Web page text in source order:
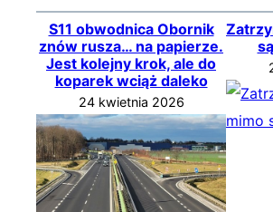
S11 obwodnica Obornik
znów rusza… na papierze.
Jest kolejny krok, ale do
koparek wciąż daleko
24 kwietnia 2026